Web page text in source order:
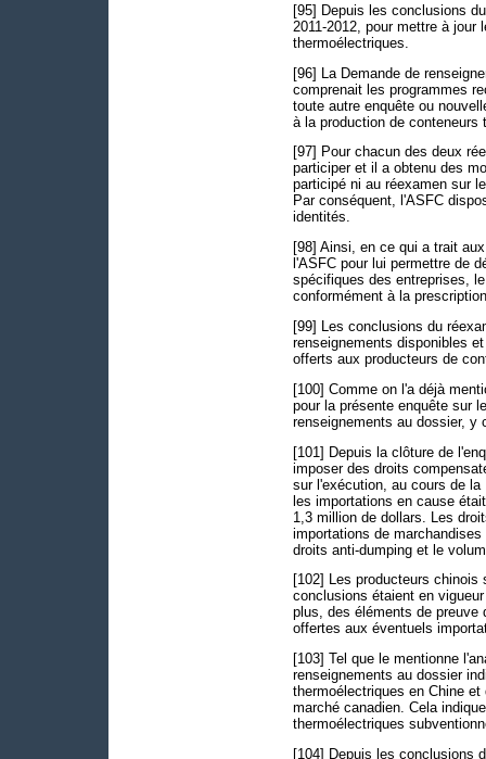
[95] Depuis les conclusions
2011-2012, pour mettre à
thermoélectriques.
[96] La Demande de
comprenait les programmes
toute autre enquête ou
à la production de conteneurs
[97] Pour chacun des deux
participer et il a obtenu des
participé ni au réexamen sur
Par conséquent, l'ASFC
identités.
[98] Ainsi, en ce qui a trait
l'ASFC pour lui permettre de
spécifiques des entreprises,
conformément à la
[99] Les conclusions du
renseignements disponibles
offerts aux producteurs de
[100] Comme on l'a déjà
pour la présente enquête sur
renseignements au dossier, y
[101] Depuis la clôture de
imposer des droits
sur l'exécution, au cours de
les importations en cause
1,3 million de dollars. Les
importations de
droits anti-dumping et le
[102] Les producteurs
conclusions étaient en
plus, des éléments de preuve
offertes aux éventuels
[103] Tel que le mentionne
renseignements au dossier
thermoélectriques en Chine
marché canadien. Cela
thermoélectriques
[104] Depuis les conclusions